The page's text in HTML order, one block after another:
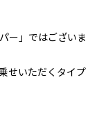
ー」ではございま
せいただくタイプ